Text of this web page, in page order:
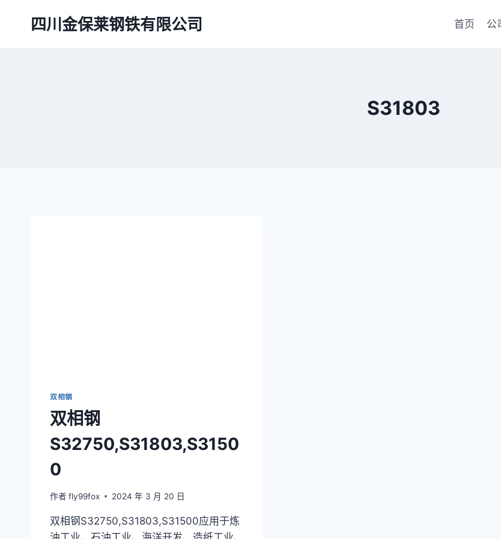
四川金保莱钢铁有限公司 首页 公
S31803
双相钢
双相钢
S32750,S31803,S3150
0
作者 fly99fox 2024 年 3 月 20 日
双相钢S32750,S31803,S31500应用于炼